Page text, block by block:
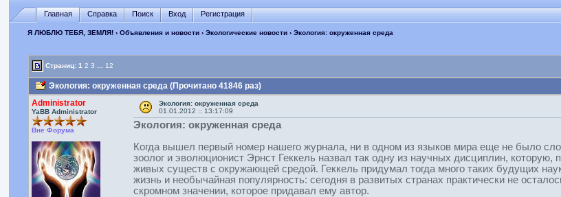
Главная Справка Поиск Вход Регистрация
Я ЛЮБЛЮ ТЕБЯ, ЗЕМЛЯ! ›Объявления и новости ›Экологические новости › Экология: окруженная среда
Страниц: 1 2 3 12
Экология: окруженная среда (Прочитано 41846 раз)
Administrator
YaBB Administrator
Вне Форума
Экология: окруженная среда
01.01.2012 :: 13:17:09
Экология: окруженная среда
Когда вышел первый номер нашего журнала, ни в одном из языков мира еще не было
зоолог и эволюционист Эрнст Геккель назвал так одну из научных дисциплин,
живых существ с окружающей средой. Геккель придумал тогда много таких будущих
жизнь и необычайная популярность: сегодня в развитых странах практически не
скромном значении, которое придавал ему автор.